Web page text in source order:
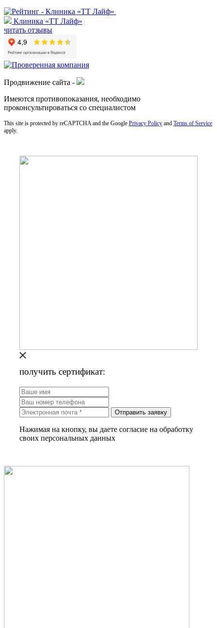
Клиника «ТТ Лайф»
читать отзывы
Продвижение сайта -
Имеются противопоказания, необходимо
проконсультироваться со специалистом
This site is protected by reCAPTCHA and the Google Privacy Policy and Terms of Service
apply.
получить сертификат:
Отправить заявку
Нажимая на кнопку, вы даете согласие на обработку
своих персональных данных